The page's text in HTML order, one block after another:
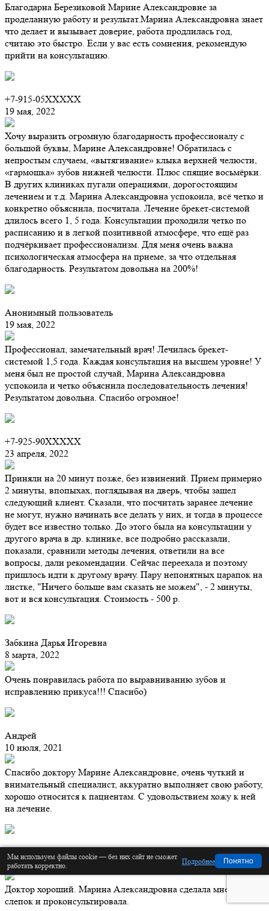
Благодарна Березиковой Марине Александровне за
проделанную работу и результат.Марина Александровна знает
что делает и вызывает доверие, работа продлилась год,
считаю это быстро. Если у вас есть сомнения, рекомендую
прийти на консультацию.
+7-915-05XXXXX
19 мая, 2022
Хочу выразить огромную благодарность профессионалу с
большой буквы, Марине Александровне! Обратилась с
непростым случаем, «вытягивание» клыка верхней челюсти,
«гармошка» зубов нижней челюсти. Плюс спящие восьмёрки.
В других клиниках пугали операциями, дорогостоящим
лечением и т.д. Марина Александровна успокоила, всё четко и
конкретно объяснила, посчитала. Лечение брекет-системой
длилось всего 1, 5 года. Консультации проходили четко по
расписанию и в легкой позитивной атмосфере, что ещё раз
подчёркивает профессионализм. Для меня очень важна
психологическая атмосфера на приеме, за что отдельная
благодарность. Результатом довольна на 200%!
Анонимный пользователь
19 мая, 2022
Профессионал, замечательный врач! Лечилась брекет-
системой 1,5 года. Каждая консультация на высшем уровне! У
меня был не простой случай, Марина Александровна
успокоила и четко объяснила последовательность лечения!
Результатом довольна. Спасибо огромное!
+7-925-90XXXXX
23 апреля, 2022
Приняли на 20 минут позже, без извинений. Прием примерно
2 минуты, впопыхах, поглядывая на дверь, чтобы зашел
следующий клиент. Сказали, что посчитать заранее лечение
не могут, нужно начинать все делать у них, и тогда в процессе
будет все известно только. До этого была на консультации у
другого врача в др. клинике, все подробно рассказали,
показали, сравнили методы лечения, ответили на все
вопросы, дали рекомендации. Сейчас переехала и поэтому
пришлось идти к другому врачу. Пару непонятных царапок на
листке, "Ничего больше вам сказать не можем", - 2 минуты,
вот и вся консультация. Стоимость - 500 р.
Забкина Дарья Игоревна
8 марта, 2022
Очень понравилась работа по выравниванию зубов и
исправлению прикуса!!! Спасибо)
Андрей
10 июля, 2021
Спасибо доктору Марине Александровне, очень чуткий и
внимательный специалист, аккуратно выполняет свою работу,
хорошо относится к пациентам. С удовольствием хожу к ней
на лечение.
Евгений
12 марта, 2021
Доктор хороший. Марина Александровна сделала мне снимок,
слепок и проконсультировала.
Мы используем файлы cookie — без них сайт не сможет
работать корректно.
Подробнее Понятно